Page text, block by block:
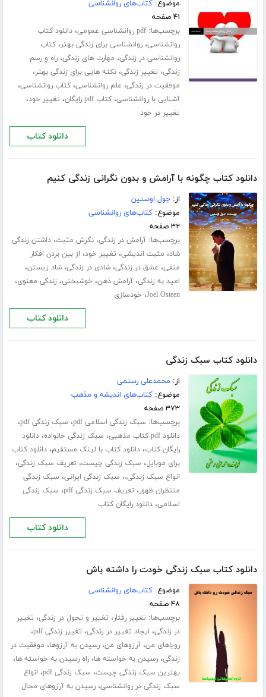
موضوع:کتاب‌های روانشناسی
۴۱ صفحه
برچسب‌ها:pdf روانشناسی عمومی ،دانلود کتاب
روانشناسی،روانشناسی برای زندگی بهتر،کتاب
روانشناسی در زندگی، مهارت های زندگی،راه و رسم
زندگی، تغییر زندگی،نکته هایی برای زندگی بهتر،
موفقیت در زندگی، علم روانشناسی،کتاب روانشناسی،
آشنایی با روانشناسی،کتاب pdf رایگان ، تغییر خود،
تغییر در خود
دانلود کتاب
دانلود کتاب چگونه با آرامش و بدون نگرانی زندگی کنیم
از:جول اوستین
موضوع:کتاب‌های روانشناسی
۳۲ صفحه
برچسب‌ها:آرامش در زندگی،نگرش مثبت،داشتن زندگی
شاد، مثبت اندیشی، تغییر خود، از بین بردن افکار
منفی، عشق در زندگی،شادی در زندگی،شاد زیستن،
امید به زندگی،آرامش ذهن، خوشبختی، زندگی معنوی،
Joel Osteen، خودسازی
دانلود کتاب
دانلود کتاب سبک زندگی
از: محمدعلی رستمی
موضوع:کتاب‌های اندیشه و مذهب
۳۷۳ صفحه
برچسب‌ها: سبک زندگی اسلامی pdf ، سبک زندگی pdf ،
دانلود pdf کتاب مذهبی ، سبک زندگی خانواده،دانلود
رایگان کتاب،دانلود کتاب با لینک مستقیم،دانلود کتاب
برای موبایل، سبک زندگی چیست، تعریف سبک زندگی،
انواع سبک زندگی،، سبک زندگی ایرانی، سبک زندگی
منتظران ظهور، تعریف سبک زندگی pdf ، سبک زندگی
اسلامی،دانلود رایگان کتاب
دانلود کتاب
دانلود کتاب سبک زندگی خودت را داشته باش
موضوع:کتاب‌های روانشناسی
۴۸ صفحه
برچسب‌ها: تغییر رفتار، تغییر و تحول در زندگی، تغییر
در زندگی، ایجاد تغییر در زندگی، تغییر زندگی pdf ،
رویاهای من،آرزوهای من،رسیدن به آرزوها، موفقیت در
زندگی،رسیدن به خواسته ها،راه رسیدن به خواسته ها،
بهترین سبک زندگی چیست، سبک زندگی pdf ، انواع
سبک زندگی در روانشناسی،رسیدن به آرزوهای محال